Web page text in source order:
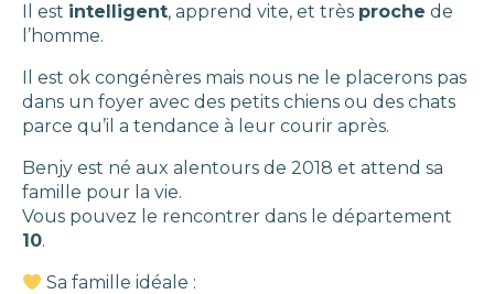
Il est intelligent, apprend vite, et très proche de
l’homme.
Il est ok congénères mais nous ne le placerons pas
dans un foyer avec des petits chiens ou des chats
parce qu’il a tendance à leur courir après.
Benjy est né aux alentours de 2018 et attend sa
famille pour la vie.
Vous pouvez le rencontrer dans le département
10.
Sa famille idéale :